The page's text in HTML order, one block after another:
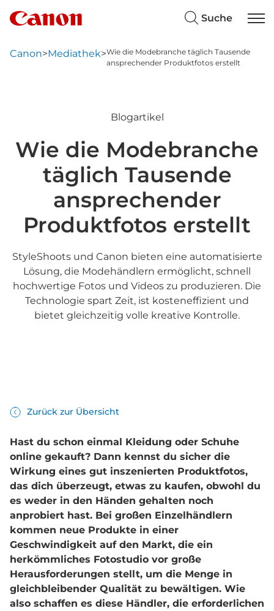
Suche
Canon>Mediathek>Wie die Modebranche täglich Tausende
ansprechender Produktfotos erstellt
Blogartikel
Wie die Modebranche
täglich Tausende
ansprechender
Produktfotos erstellt
StyleShoots und Canon bieten eine automatisierte
Lösung, die Modehändlern ermöglicht, schnell
hochwertige Fotos und Videos zu produzieren. Die
Technologie spart Zeit, ist kosteneffizient und
bietet gleichzeitig volle kreative Kontrolle.
Zurück zur Übersicht
Hast du schon einmal Kleidung oder Schuhe
online gekauft? Dann kennst du sicher die
Wirkung eines gut inszenierten Produktfotos,
das dich überzeugt, etwas zu kaufen, obwohl du
es weder in den Händen gehalten noch
anprobiert hast. Bei großen Einzelhändlern
kommen neue Produkte in einer
Geschwindigkeit auf den Markt, die ein
herkömmliches Fotostudio vor große
Herausforderungen stellt, um die Menge in
gleichbleibender Qualität zu bewältigen. Wie
also schaffen es diese Händler, die erforderlichen